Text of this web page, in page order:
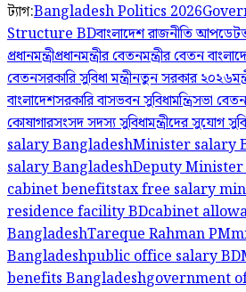
ট্যাগ:Bangladesh Politics 2026
Structure BDবাংলাদেশ রাজনীতি আপডেট
প্রধানমন্ত্রীপ্রধানমন্ত্রীর বেতনমন্ত্রীর বেতন
বেতনসরকারি সুবিধা মন্ত্রীনতুন সরকার ২০২৬
বাংলাদেশসরকারি বাসভবন সুবিধামন্ত্রিসভা
কোষাগারসংসদ সদস্য সুবিধামন্ত্রীদের সুযোগ
salary BangladeshMinister salary
salary BangladeshDeputy Minister
cabinet benefitstax free salary
residence facility BDcabinet
BangladeshTareque Rahman PM
Bangladeshpublic office salary BD
benefits Bangladeshgovernment